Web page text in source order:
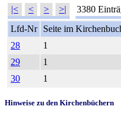
|< < > >| 3380
Lfd-Nr
Seite im
28
1
29
1
30
1
Hinweise zu den Kirchenbüchern